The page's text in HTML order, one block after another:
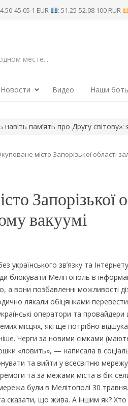
45.05 1 EUR : 51.25-52.08 100 RUR
месте...
Новости Видео Наши
про Другу світову»: як
місто Запорізької області
Запорізької
вакуумі
українського зв’язку та
блокувати Мелітополь в
вони позбавленні можливості
лякали обіцянками
оператори та
місцях, які ще потрібно
Черги за новими сімками
«ловить», — написала в
та вийти у всесвітню
та за межами міста в бік
були в Мелітополі 30
сказати, що жива. А іншим як?